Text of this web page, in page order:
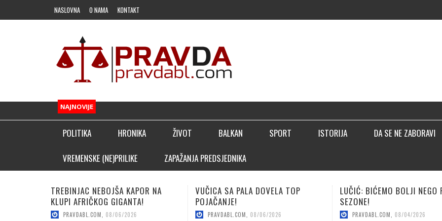
NASLOVNA O NAMA KONTAKT
NAJNOVIJE ▣
POLITIKA HRONIKA ŽIVOT BALKAN SPORT
FUDBAL
KLADIONIČARSKI KUTAK
ISTORIJA DA SE NE ZABORAVI
VREMENSKE (NE)PRILIKE ZAPAŽANJA PREDSJEDNIKA
VUČICA SA PALA DOVELA TOP
POJAČANJE!
PRAVDABL.COM 08/06/2026
LUČIĆ: BIĆEMO BOLJI NEGO PROŠLE
SEZONE!
PRAVDABL.COM 08/04/2026
KUNIĆ ZA JAČI NAPAD
PRAVDABL.COM